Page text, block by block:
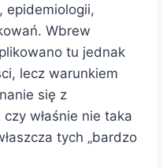
epidemiologii,
Wbrew
tu jednak
lecz warunkiem
się z
właśnie nie taka
tych „bardzo